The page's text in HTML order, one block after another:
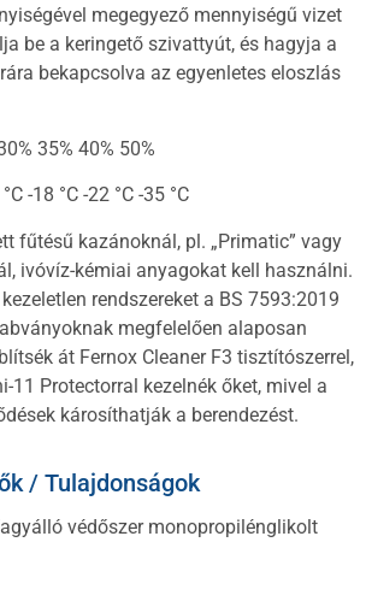
megegyező mennyiségű vizet
be a keringető szivattyút, és hagyja a
bekapcsolva az egyenletes eloszlás
35% 40% 50%
-18 °C -22 °C -35 °C
fűtésű kazánoknál, pl. „Primatic” vagy
ivóvíz-kémiai anyagokat kell használni.
rendszereket a BS 7593:2019
megfelelően alaposan
át Fernox Cleaner F3 tisztítószerrel,
11 Protectorral kezelnék őket, mivel a
károsíthatják a berendezést.
/ Tulajdonságok
védőszer monopropilénglikolt